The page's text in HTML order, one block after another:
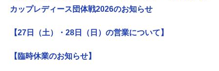
カップレディース団体戦2026のお知らせ
【27日（土）・28日（日）の営業について】
【臨時休業のお知らせ】